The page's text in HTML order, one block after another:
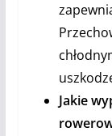
Jakie